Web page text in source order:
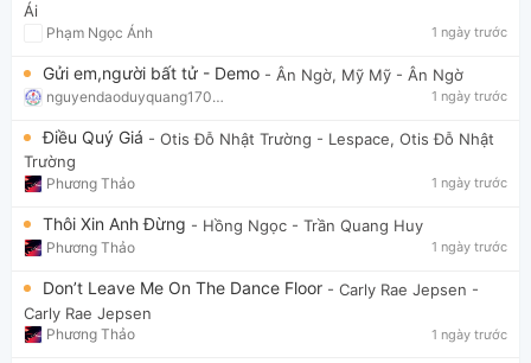
Ái
Phạm Ngọc Ánh 1 ngày trước
Gửi em,người bất tử - Demo - Ân Ngờ, Mỹ Mỹ - Ân Ngờ
nguyendaoduyquang17021 1 ngày trước
Điều Quý Giá - Otis Đỗ Nhật Trường - Lespace, Otis Đỗ Nhật
Trường
Phương Thảo 1 ngày trước
Thôi Xin Anh Đừng - Hồng Ngọc - Trần Quang Huy
Phương Thảo 1 ngày trước
Don’t Leave Me On The Dance Floor - Carly Rae Jepsen -
Carly Rae Jepsen
Phương Thảo 1 ngày trước